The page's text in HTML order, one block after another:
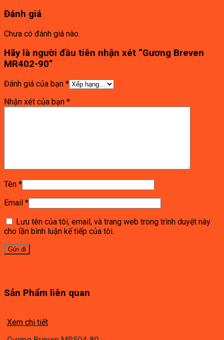
Đánh giá
Chưa có đánh giá nào.
Hãy là người đầu tiên nhận xét “Gương Breven
MR402-90”
Đánh giá của bạn *
Nhận xét của bạn *
Tên *
Email *
Lưu tên của tôi, email, và trang web trong trình duyệt này
cho lần bình luận kế tiếp của tôi.
Sản Phẩm liên quan
Xem chi tiết